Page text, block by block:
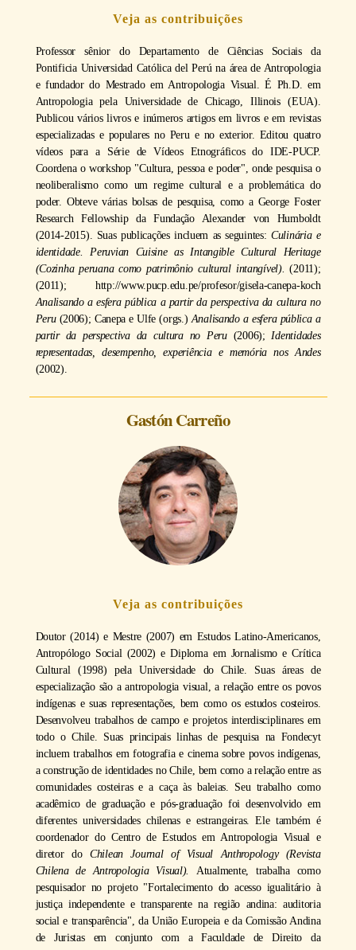
Veja as contribuições
Professor sênior do Departamento de Ciências Sociais da
Pontificia Universidad Católica del Perú na área de Antropologia
e fundador do Mestrado em Antropologia Visual. É Ph.D. em
Antropologia pela Universidade de Chicago, Illinois (EUA).
Publicou vários livros e inúmeros artigos em livros e em revistas
especializadas e populares no Peru e no exterior. Editou quatro
vídeos para a Série de Vídeos Etnográficos do IDE-PUCP.
Coordena o workshop "Cultura, pessoa e poder", onde pesquisa o
neoliberalismo como um regime cultural e a problemática do
poder. Obteve várias bolsas de pesquisa, como a George Foster
Research Fellowship da Fundação Alexander von Humboldt
(2014-2015). Suas publicações incluem as seguintes: Culinária e
identidade. Peruvian Cuisine as Intangible Cultural Heritage
(Cozinha peruana como patrimônio cultural intangível). (2011);
(2011); http://www.pucp.edu.pe/profesor/gisela-canepa-koch
Analisando a esfera pública a partir da perspectiva da cultura no
Peru(2006); Canepa e Ulfe (orgs.) Analisando a esfera pública a
partir da perspectiva da cultura no Peru (2006); Identidades
representadas, desempenho, experiência e memória nos Andes
(2002).
Gastón Carreño
Veja as contribuições
Doutor (2014) e Mestre (2007) em Estudos Latino-Americanos,
Antropólogo Social (2002) e Diploma em Jornalismo e Crítica
Cultural (1998) pela Universidade do Chile. Suas áreas de
especialização são a antropologia visual, a relação entre os povos
indígenas e suas representações, bem como os estudos costeiros.
Desenvolveu trabalhos de campo e projetos interdisciplinares em
todo o Chile. Suas principais linhas de pesquisa na Fondecyt
incluem trabalhos em fotografia e cinema sobre povos indígenas,
a construção de identidades no Chile, bem como a relação entre as
comunidades costeiras e a caça às baleias. Seu trabalho como
acadêmico de graduação e pós-graduação foi desenvolvido em
diferentes universidades chilenas e estrangeiras. Ele também é
coordenador do Centro de Estudos em Antropologia Visual e
diretor do Chilean Journal of Visual Anthropology (Revista
Chilena de Antropologia Visual). Atualmente, trabalha como
pesquisador no projeto "Fortalecimento do acesso igualitário à
justiça independente e transparente na região andina: auditoria
social e transparência", da União Europeia e da Comissão Andina
de Juristas em conjunto com a Faculdade de Direito da